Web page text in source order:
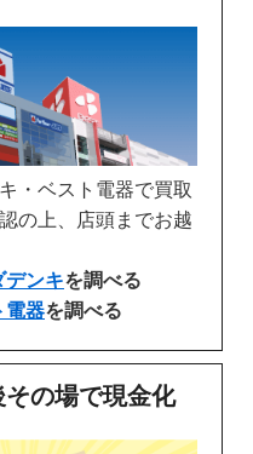
・ベスト電器で買取
の上、店頭までお越
デンキを調べる
電器を調べる
その場で現金化